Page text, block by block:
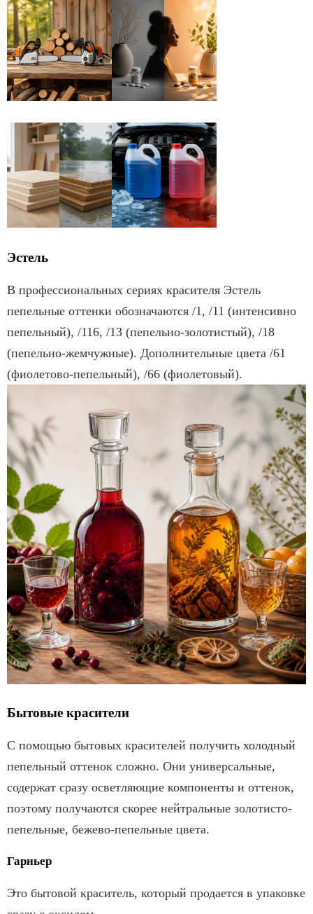
Эстель
В профессиональных сериях красителя Эстель
пепельные оттенки обозначаются /1, /11 (интенсивно
пепельный), /116, /13 (пепельно-золотистый), /18
(пепельно-жемчужные). Дополнительные цвета /61
(фиолетово-пепельный), /66 (фиолетовый).
Бытовые красители
С помощью бытовых красителей получить холодный
пепельный оттенок сложно. Они универсальные,
содержат сразу осветляющие компоненты и оттенок,
поэтому получаются скорее нейтральные золотисто-
пепельные, бежево-пепельные цвета.
Гарньер
Это бытовой краситель, который продается в упаковке